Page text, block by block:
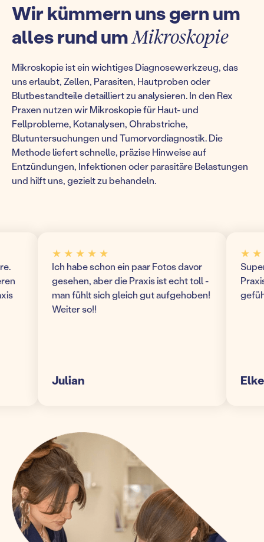
Wir kümmern uns gern um
alles rund umMikroskopie
Mikroskopie ist ein wichtiges Diagnosewerkzeug, das
uns erlaubt, Zellen, Parasiten, Hautproben oder
Blutbestandteile detailliert zu analysieren. In den Rex
Praxen nutzen wir Mikroskopie für Haut- und
Fellprobleme, Kotanalysen, Ohrabstriche,
Blutuntersuchungen und Tumorvordiagnostik. Die
Methode liefert schnelle, präzise Hinweise auf
Entzündungen, Infektionen oder parasitäre Belastungen
und hilft uns, gezielt zu behandeln.
★ ★ ★ ★ ★
Ich habe schon ein paar Fotos davor
gesehen, aber die Praxis ist echt toll -
man fühlt sich gleich gut aufgehoben!
Weiter so!!
Julian
★ ★ ★
Super
Praxis!
gefühlt
Elke S.